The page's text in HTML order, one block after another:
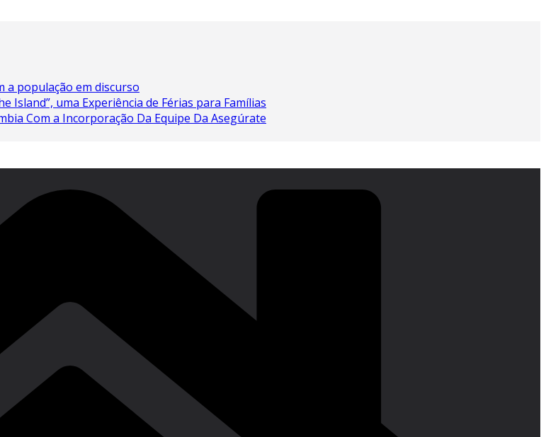
a população em discurso
Island”, uma Experiência de Férias para Famílias
Com a Incorporação Da Equipe Da Asegúrate